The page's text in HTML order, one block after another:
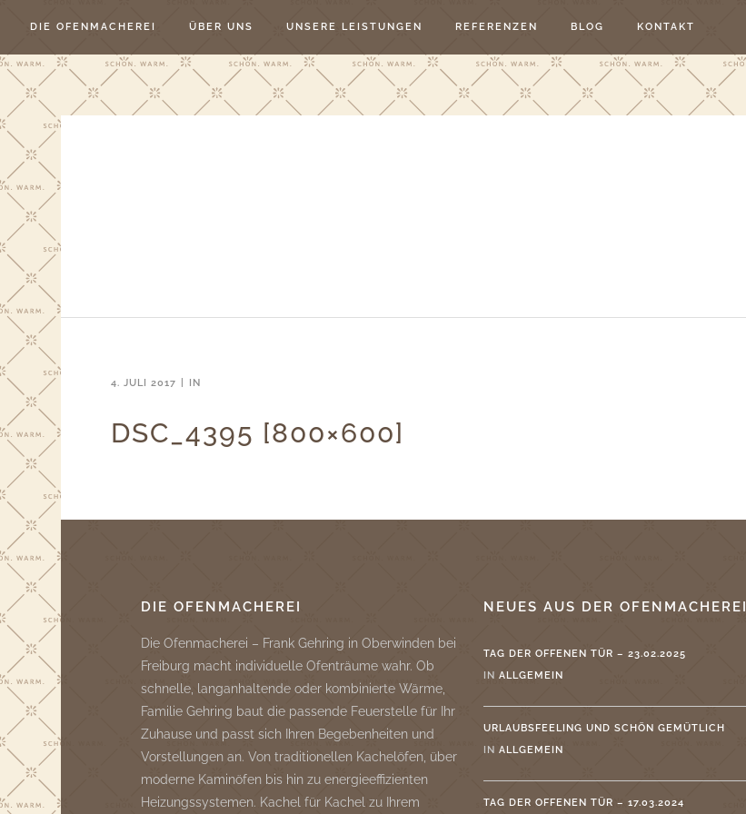
DIE OFENMACHEREI ÜBER UNS UNSERE LEISTUNGEN REFERENZEN BLOG KONTAKT
4. JULI 2017 IN
DSC_4395 [800×600]
DIE OFENMACHEREI
Die Ofenmacherei – Frank Gehring in Oberwinden bei
Freiburg macht individuelle Ofenträume wahr. Ob
schnelle, langanhaltende oder kombinierte Wärme,
Familie Gehring baut die passende Feuerstelle für Ihr
Zuhause und passt sich Ihren Begebenheiten und
Vorstellungen an. Von traditionellen Kachelöfen, über
moderne Kaminöfen bis hin zu energieeffizienten
Heizungssystemen. Kachel für Kachel zu Ihrem
NEUES AUS DER OFENMACHEREI
TAG DER OFFENEN TÜR – 23.02.2025
IN ALLGEMEIN
URLAUBSFEELING UND SCHÖN GEMÜTLICH
IN ALLGEMEIN
TAG DER OFFENEN TÜR – 17.03.2024